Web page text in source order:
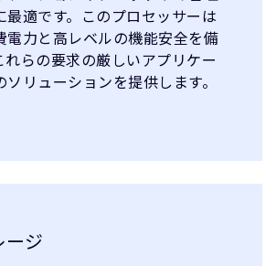
最適です。このプロセッサーは
電力と高レベルの機能安全を備
れらの要求の厳しいアプリケー
リューションを提供します。
ージ